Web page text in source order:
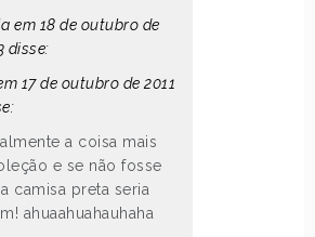
em 18 de outubro de
disse:
17 de outubro de 2011
a coisa mais
e se não fosse
camisa preta seria
ahuaahuahauhaha